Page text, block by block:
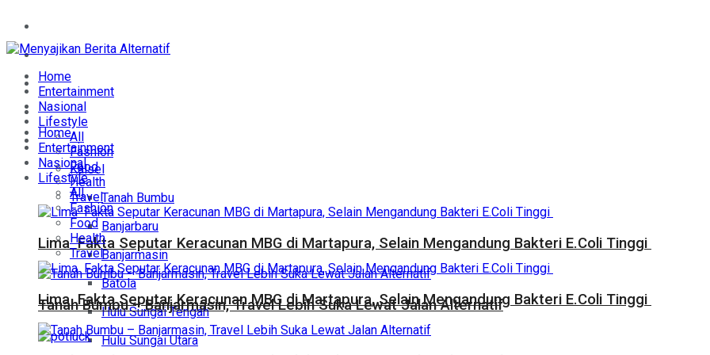
Entertainment
Nasional
Lifestyle
Daerah
Kalsel
Tanah Bumbu
Banjarbaru
Banjarmasin
Batola
Hulu Sungai Tengah
Hulu Sungai Utara
Home
Entertainment
Nasional
Lifestyle
All
Fashion
Food
Health
Travel
Lima Fakta Seputar Keracunan MBG di Martapura, Selain Mengandung Bakteri E.Coli Tinggi
Tanah Bumbu – Banjarmasin, Travel Lebih Suka Lewat Jalan Alternatif
Home
Entertainment
Nasional
Lifestyle
All
Fashion
Food
Health
Travel
Lima Fakta Seputar Keracunan MBG di Martapura, Selain Mengandung Bakteri E.Coli Tinggi